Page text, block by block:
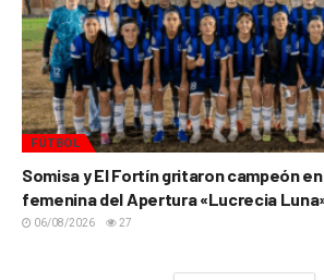
FÚTBOL
Somisa y El Fortín gritaron campeón
femenina del Apertura «Lucrecia
06/08/2026 27